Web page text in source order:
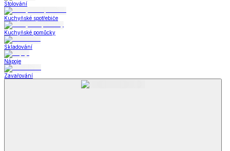
Stolování
Kuchyňské spotřebiče
Kuchyňské pomůcky
Skladování
Nápoje
Zavařování